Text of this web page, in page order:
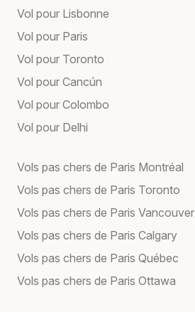
Vol pour Lisbonne
Vol pour Paris
Vol pour Toronto
Vol pour Cancún
Vol pour Colombo
Vol pour Delhi
Vols pas chers de Paris Montréal
Vols pas chers de Paris Toronto
Vols pas chers de Paris Vancouver
Vols pas chers de Paris Calgary
Vols pas chers de Paris Québec
Vols pas chers de Paris Ottawa